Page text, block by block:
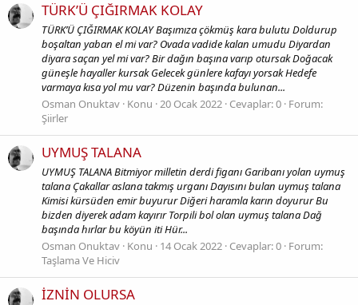
TÜRK’Ü ÇIĞIRMAK KOLAY
TÜRK’Ü ÇIĞIRMAK KOLAY Başımıza çökmüş kara bulutu Doldurup
boşaltan yaban el mi var? Ovada vadide kalan umudu Diyardan
diyara saçan yel mi var? Bir dağın başına varıp otursak Doğacak
güneşle hayaller kursak Gelecek günlere kafayı yorsak Hedefe
varmaya kısa yol mu var? Düzenin başında bulunan...
Osman Onuktav Konu 20 Ocak 2022 Cevaplar: 0 Forum:
Şiirler
UYMUŞ TALANA
UYMUŞ TALANA Bitmiyor milletin derdi figanı Garibanı yolan uymuş
talana Çakallar aslana takmış urganı Dayısını bulan uymuş talana
Kimisi kürsüden emir buyurur Diğeri haramla karın doyurur Bu
bizden diyerek adam kayırır Torpili bol olan uymuş talana Dağ
başında hırlar bu köyün iti Hür...
Osman Onuktav Konu 14 Ocak 2022 Cevaplar: 0 Forum:
Taşlama Ve Hiciv
İZNİN OLURSA